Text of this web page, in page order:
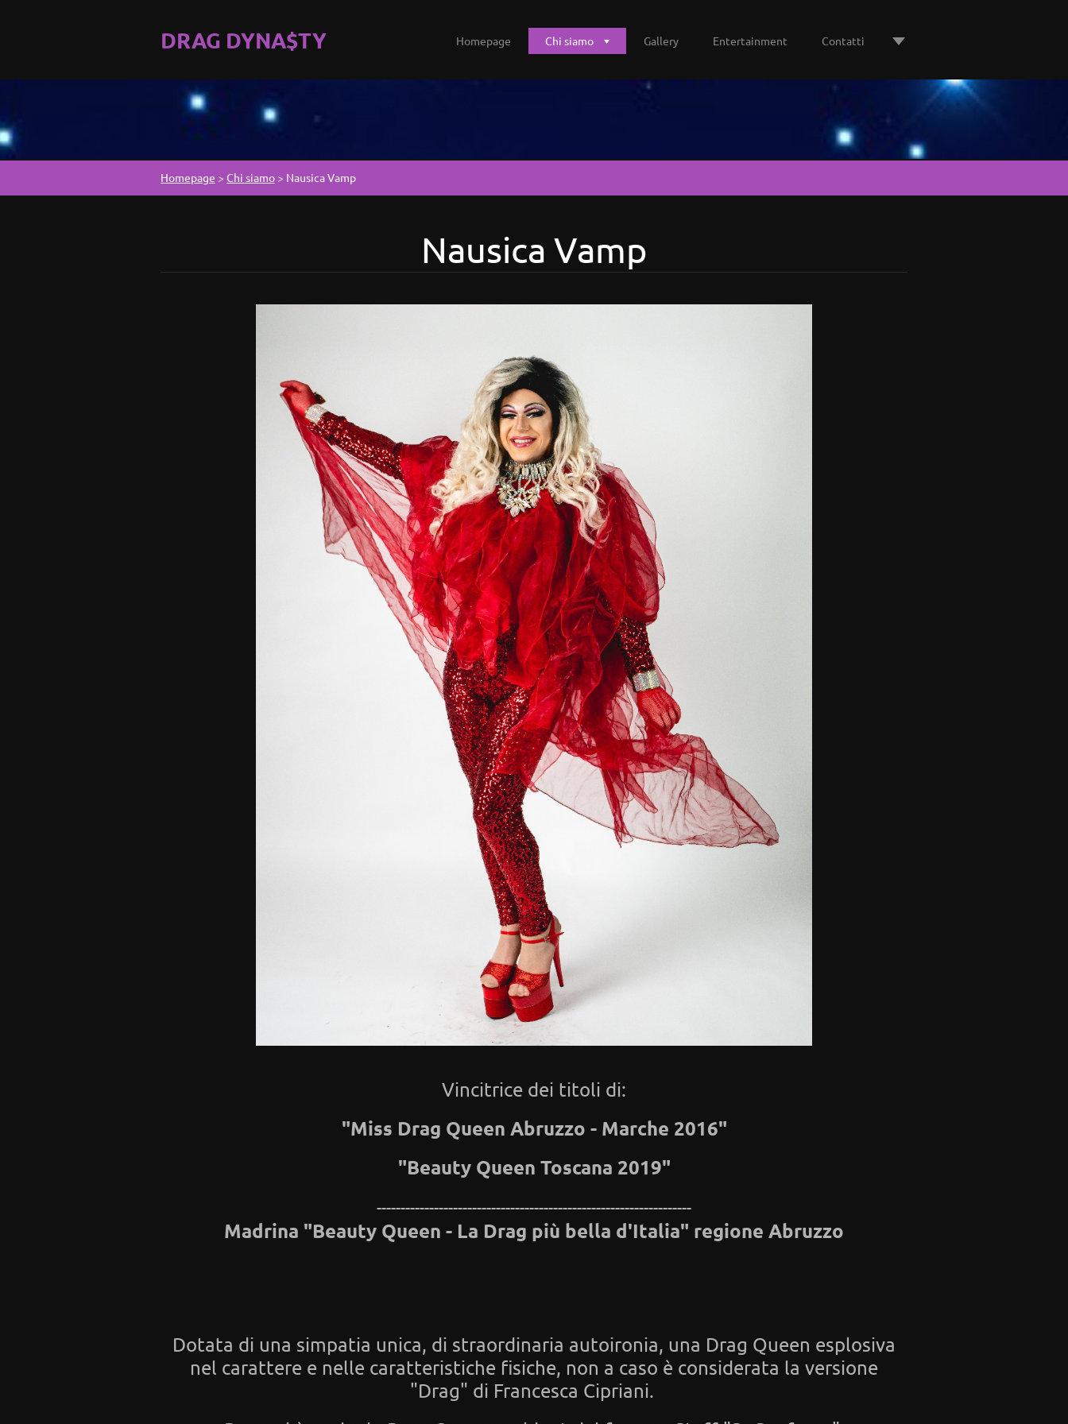
DRAG DYNA$TY Homepage Chi siamo Gallery Entertainment Contatti
Homepage > Chi siamo > Nausica Vamp
Nausica Vamp
Vincitrice dei titoli di:
"Miss Drag Queen Abruzzo - Marche 2016"
"Beauty Queen Toscana 2019"
------------------------------------------------------------------
Madrina "Beauty Queen - La Drag più bella d'Italia" regione Abruzzo
Dotata di una simpatia unica, di straordinaria autoironia, una Drag Queen esplosiva
nel carattere e nelle caratteristiche fisiche, non a caso è considerata la versione
"Drag" di Francesca Cipriani.